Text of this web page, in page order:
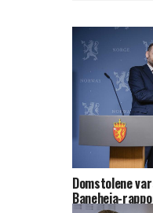
Domstolene
Baneheia-